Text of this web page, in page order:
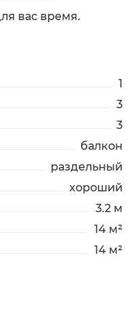
вас время.
1
3
3
балкон
раздельный
хороший
3.2 м
14 м²
14 м²